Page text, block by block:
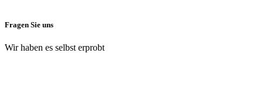
Fragen Sie uns
Wir haben es selbst erprobt